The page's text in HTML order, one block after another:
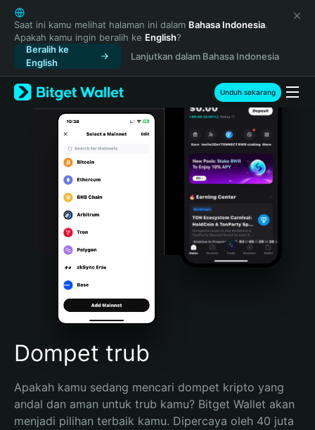
English
日本語
Tiếng Việt
Русский
Español (Latinoamérica)
Türkçe
Italiano
Português (Portugal)
Bahasa Indonesia
Português (Brasil)
Español (Argentina)
Saat ini kamu melihat halaman ini dalam Bahasa Indonesia.
Apakah kamu ingin beralih ke English?
Beralih ke
English
Lanjutkan dalam Bahasa Indonesia
Unduh sekarang
Dompet trub
Apakah kamu sedang mencari dompet kripto yang
andal dan aman untuk trub kamu? Bitget Wallet akan
menjadi pilihan terbaik kamu. Dipercaya oleh 40 juta